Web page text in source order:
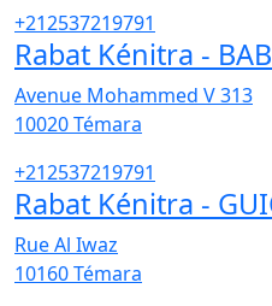
+212537219791
Rabat Kénitra -
Avenue Mohammed V 313
10020Témara
+212537219791
Rabat Kénitra -
Rue Al Iwaz
10160Témara